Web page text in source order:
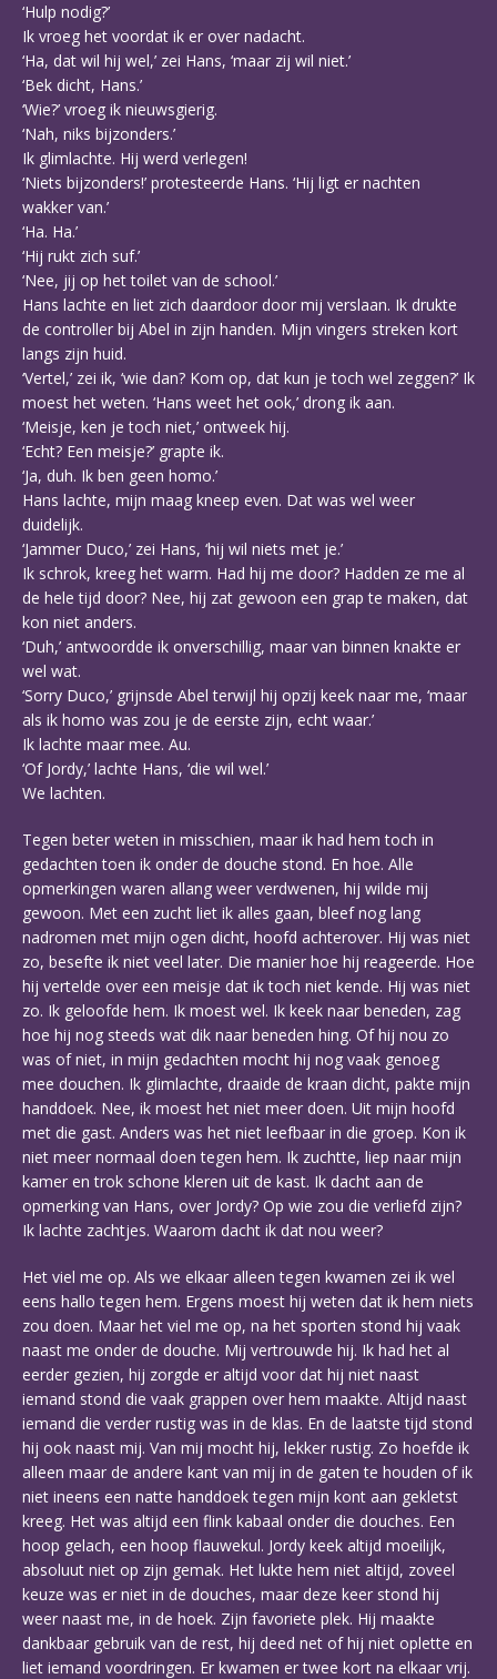
‘Hulp nodig?’
Ik vroeg het voordat ik er over nadacht.
‘Ha, dat wil hij wel,’ zei Hans, ‘maar zij wil niet.’
‘Bek dicht, Hans.’
‘Wie?’ vroeg ik nieuwsgierig.
‘Nah, niks bijzonders.’
Ik glimlachte. Hij werd verlegen!
‘Niets bijzonders!’ protesteerde Hans. ‘Hij ligt er nachten
wakker van.’
‘Ha. Ha.’
‘Hij rukt zich suf.’
‘Nee, jij op het toilet van de school.’
Hans lachte en liet zich daardoor door mij verslaan. Ik drukte
de controller bij Abel in zijn handen. Mijn vingers streken kort
langs zijn huid.
‘Vertel,’ zei ik, ‘wie dan? Kom op, dat kun je toch wel zeggen?’ Ik
moest het weten. ‘Hans weet het ook,’ drong ik aan.
‘Meisje, ken je toch niet,’ ontweek hij.
‘Echt? Een meisje?’ grapte ik.
‘Ja, duh. Ik ben geen homo.’
Hans lachte, mijn maag kneep even. Dat was wel weer
duidelijk.
‘Jammer Duco,’ zei Hans, ‘hij wil niets met je.’
Ik schrok, kreeg het warm. Had hij me door? Hadden ze me al
de hele tijd door? Nee, hij zat gewoon een grap te maken, dat
kon niet anders.
‘Duh,’ antwoordde ik onverschillig, maar van binnen knakte er
wel wat.
‘Sorry Duco,’ grijnsde Abel terwijl hij opzij keek naar me, ‘maar
als ik homo was zou je de eerste zijn, echt waar.’
Ik lachte maar mee. Au.
‘Of Jordy,’ lachte Hans, ‘die wil wel.’
We lachten.
Tegen beter weten in misschien, maar ik had hem toch in
gedachten toen ik onder de douche stond. En hoe. Alle
opmerkingen waren allang weer verdwenen, hij wilde mij
gewoon. Met een zucht liet ik alles gaan, bleef nog lang
nadromen met mijn ogen dicht, hoofd achterover. Hij was niet
zo, besefte ik niet veel later. Die manier hoe hij reageerde. Hoe
hij vertelde over een meisje dat ik toch niet kende. Hij was niet
zo. Ik geloofde hem. Ik moest wel. Ik keek naar beneden, zag
hoe hij nog steeds wat dik naar beneden hing. Of hij nou zo
was of niet, in mijn gedachten mocht hij nog vaak genoeg
mee douchen. Ik glimlachte, draaide de kraan dicht, pakte mijn
handdoek. Nee, ik moest het niet meer doen. Uit mijn hoofd
met die gast. Anders was het niet leefbaar in die groep. Kon ik
niet meer normaal doen tegen hem. Ik zuchtte, liep naar mijn
kamer en trok schone kleren uit de kast. Ik dacht aan de
opmerking van Hans, over Jordy? Op wie zou die verliefd zijn?
Ik lachte zachtjes. Waarom dacht ik dat nou weer?
Het viel me op. Als we elkaar alleen tegen kwamen zei ik wel
eens hallo tegen hem. Ergens moest hij weten dat ik hem niets
zou doen. Maar het viel me op, na het sporten stond hij vaak
naast me onder de douche. Mij vertrouwde hij. Ik had het al
eerder gezien, hij zorgde er altijd voor dat hij niet naast
iemand stond die vaak grappen over hem maakte. Altijd naast
iemand die verder rustig was in de klas. En de laatste tijd stond
hij ook naast mij. Van mij mocht hij, lekker rustig. Zo hoefde ik
alleen maar de andere kant van mij in de gaten te houden of ik
niet ineens een natte handdoek tegen mijn kont aan gekletst
kreeg. Het was altijd een flink kabaal onder die douches. Een
hoop gelach, een hoop flauwekul. Jordy keek altijd moeilijk,
absoluut niet op zijn gemak. Het lukte hem niet altijd, zoveel
keuze was er niet in de douches, maar deze keer stond hij
weer naast me, in de hoek. Zijn favoriete plek. Hij maakte
dankbaar gebruik van de rest, hij deed net of hij niet oplette en
liet iemand voordringen. Er kwamen er twee kort na elkaar vrij.